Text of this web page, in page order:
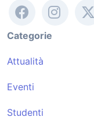
Categorie
Attualità
Eventi
Studenti